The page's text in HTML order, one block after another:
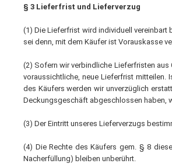
Luftreiniger
Zubehör Luftreiniger
Ventilatoren
Ventilatoren mit Axialgebläse
Ventilatoren mit Radialgebläse
Zubehör Ventilatoren
§ 3 Lieferfrist und Lieferverzug
(1) Die Lieferfrist wird individuell vereinbart
sei denn, mit dem Käufer ist Vorauskasse
(2) Sofern wir verbindliche Lieferfristen aus
voraussichtliche, neue Lieferfrist mitteilen.
des Käufers werden wir unverzüglich
Deckungsgeschäft abgeschlossen haben,
(3) Der Eintritt unseres Lieferverzugs
(4) Die Rechte des Käufers gem. § 8
Nacherfüllung) bleiben unberührt.